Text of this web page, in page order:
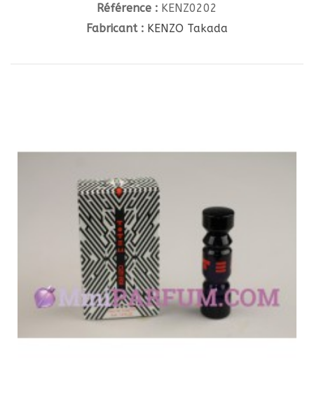
Référence : KENZ0202
Fabricant : KENZO Takada